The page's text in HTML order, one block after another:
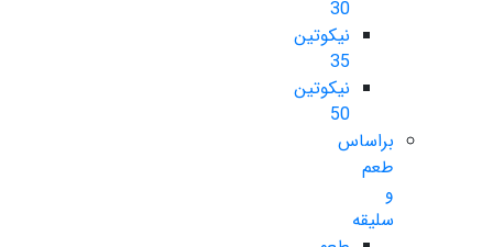
30
نیکوتین
35
نیکوتین
50
براساس
طعم
و
سلیقه